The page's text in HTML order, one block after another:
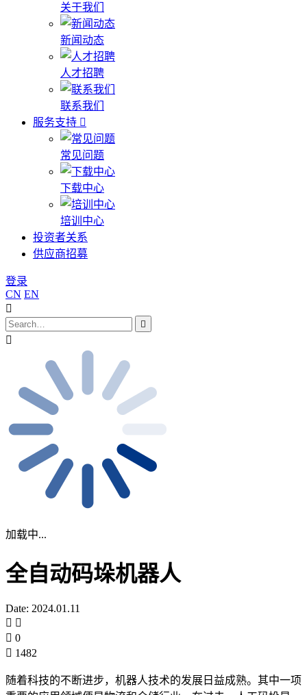
关于我们
新闻动态
人才招聘
联系我们
服务支持
常见问题
下载中心
培训中心
投资者关系
供应商招募
登录
CN EN
加载中...
全自动码垛机器人
Date: 2024.01.11
0
1482
随着科技的不断进步，机器人技术的发展日益成熟。其中一项